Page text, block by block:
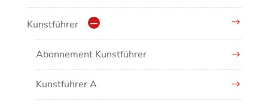
Moderne/Gegenwartskunst
Übergreifende Darstellungen
Kunstführer
Abonnement Kunstführer
Kunstführer A